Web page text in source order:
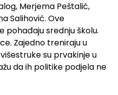
Merjema Peštalić,
Salihović. Ove
pohađaju srednju školu.
Zajedno treniraju u
su prvakinje u
da ih politike podjela ne